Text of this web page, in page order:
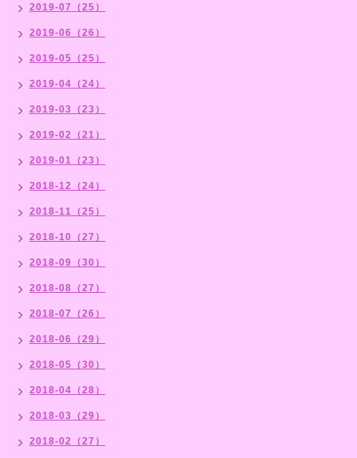
2019-07（25）
2019-06（26）
2019-05（25）
2019-04（24）
2019-03（23）
2019-02（21）
2019-01（23）
2018-12（24）
2018-11（25）
2018-10（27）
2018-09（30）
2018-08（27）
2018-07（26）
2018-06（29）
2018-05（30）
2018-04（28）
2018-03（29）
2018-02（27）